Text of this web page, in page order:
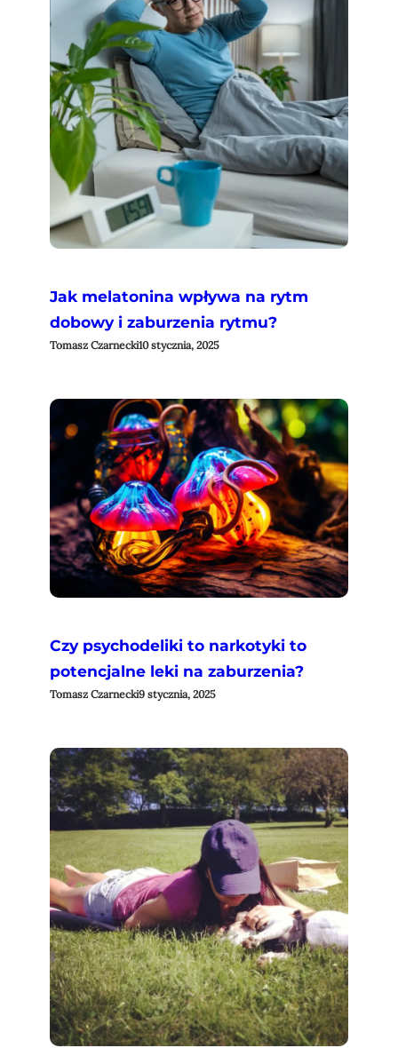
Jak melatonina wpływa na rytm
dobowy i zaburzenia rytmu?
Tomasz Czarnecki10 stycznia, 2025
Czy psychodeliki to narkotyki to
potencjalne leki na zaburzenia?
Tomasz Czarnecki9 stycznia, 2025